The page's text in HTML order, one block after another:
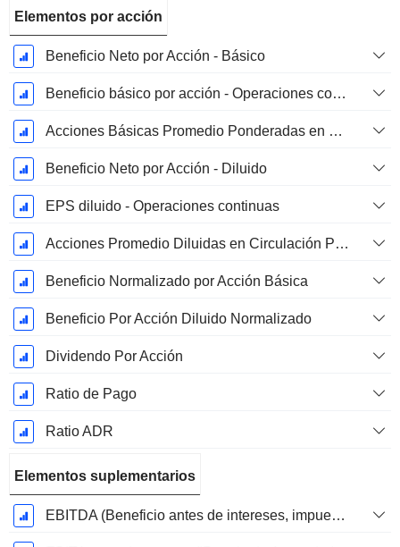
Elementos por acción
Beneficio Neto por Acción - Básico
Beneficio básico por acción - Operaciones continuas
Acciones Básicas Promedio Ponderadas en Circulación
Beneficio Neto por Acción - Diluido
EPS diluido - Operaciones continuas
Acciones Promedio Diluidas en Circulación Ponderadas
Beneficio Normalizado por Acción Básica
Beneficio Por Acción Diluido Normalizado
Dividendo Por Acción
Ratio de Pago
Ratio ADR
Elementos suplementarios
EBITDA (Beneficio antes de intereses, impuestos, depreciación y amortización)